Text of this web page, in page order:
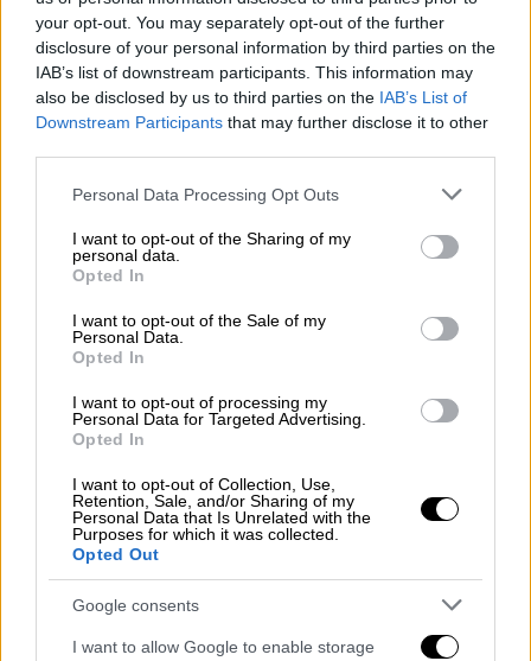
your opt-out. You may separately opt-out of the further
disclosure of your personal information by third parties on the
IAB’s list of downstream participants. This information may
also be disclosed by us to third parties on the IAB’s List of
Downstream Participants that may further disclose it to other
Please note that this website/app uses one or more Google
not limited to your visit or usage behaviour. You may click to
grant or deny consent to Google and its third-party tags to
use your data for below specified purposes in below Google
consent section.
Personal Data Processing Opt Outs
I want to opt-out of the Sharing of my
personal data.
Opted In
I want to opt-out of the Sale of my
Personal Data.
Opted In
I want to opt-out of processing my
Personal Data for Targeted Advertising.
Opted In
I want to opt-out of Collection, Use,
Retention, Sale, and/or Sharing of my
Personal Data that Is Unrelated with the
Purposes for which it was collected.
Opted Out
Google consents
I want to allow Google to enable storage
Οικονομία|07.12.2022 03:30
Επίδομα θέρμανσης: Πότε θα πληρωθεί
το επίδομα θέρμανσης έχουν υποβληθεί
στην πλατφόρμα MyΘέρμανση